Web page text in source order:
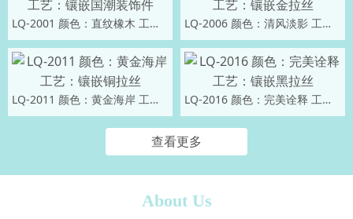
LQ-2001 颜色：直纹橡木 工艺：镶嵌国潮装饰件 LQ-2006 颜色：清风淡影 工艺：镶嵌金拉丝
LQ-2011 颜色：黄金海岸 工艺：镶嵌铜拉丝 LQ-2016 颜色：完美诠释 工艺：镶嵌黑拉丝
查看更多
About Us